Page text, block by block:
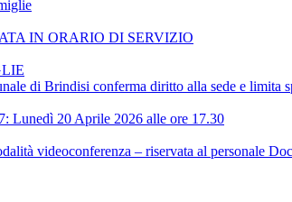
IN ORARIO DI SERVIZIO
di Brindisi conferma diritto alla sede e limita
20 Aprile 2026 alle ore 17.30
videoconferenza – riservata al personale